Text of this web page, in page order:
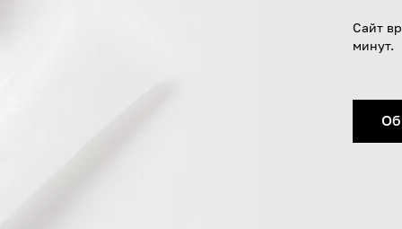
Сайт
минут.